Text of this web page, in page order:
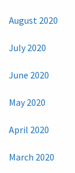
August 2020
July 2020
June 2020
May 2020
April 2020
March 2020